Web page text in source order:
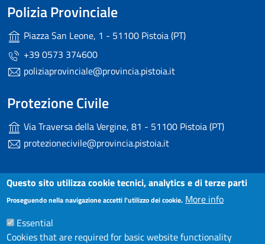
Polizia Provinciale
Piazza San Leone, 1 - 51100 Pistoia (PT)
+39 0573 374600
poliziaprovinciale@provincia.pistoia.it
Protezione Civile
Via Traversa della Vergine, 81 - 51100 Pistoia (PT)
protezionecivile@provincia.pistoia.it
Small prints
Useful links section
Dichiarazione di accessibilità
Note Legali
Questo sito utilizza cookie tecnici, analytics e di terze parti
Proseguendo nella navigazione accetti l'utilizzo dei cookie. More info
Essential
Cookies that are required for basic website functionality